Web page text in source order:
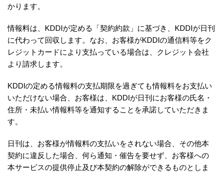
かります。
情報料は、KDDIが定める「契約約款」に基づき、KDDIが日刊
に代わって回収します。なお、お客様がKDDIの通信料等をク
レジットカードにより支払っている場合は、クレジット会社
より請求します。
KDDIの定める情報料の支払期限を過ぎても情報料をお支払い
いただけない場合、お客様は、KDDIが日刊にお客様の氏名・
住所・未払い情報料等を通知することを承諾していただきま
す。
日刊は、お客様が情報料の支払いをされない場合、その他本
契約に違反した場合、何ら通知・催告を要せず、お客様への
本サービスの提供停止及び本契約の解除ができるものとしま